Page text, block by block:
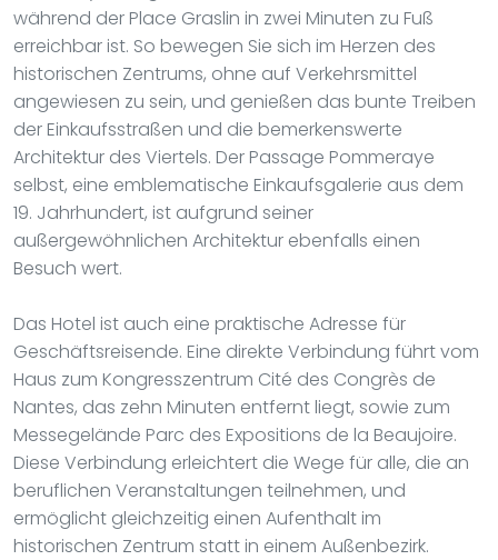
während der Place Graslin in zwei Minuten zu Fuß
erreichbar ist. So bewegen Sie sich im Herzen des
historischen Zentrums, ohne auf Verkehrsmittel
angewiesen zu sein, und genießen das bunte Treiben
der Einkaufsstraßen und die bemerkenswerte
Architektur des Viertels. Der Passage Pommeraye
selbst, eine emblematische Einkaufsgalerie aus dem
19. Jahrhundert, ist aufgrund seiner
außergewöhnlichen Architektur ebenfalls einen
Besuch wert.
Das Hotel ist auch eine praktische Adresse für
Geschäftsreisende. Eine direkte Verbindung führt vom
Haus zum Kongresszentrum Cité des Congrès de
Nantes, das zehn Minuten entfernt liegt, sowie zum
Messegelände Parc des Expositions de la Beaujoire.
Diese Verbindung erleichtert die Wege für alle, die an
beruflichen Veranstaltungen teilnehmen, und
ermöglicht gleichzeitig einen Aufenthalt im
historischen Zentrum statt in einem Außenbezirk.